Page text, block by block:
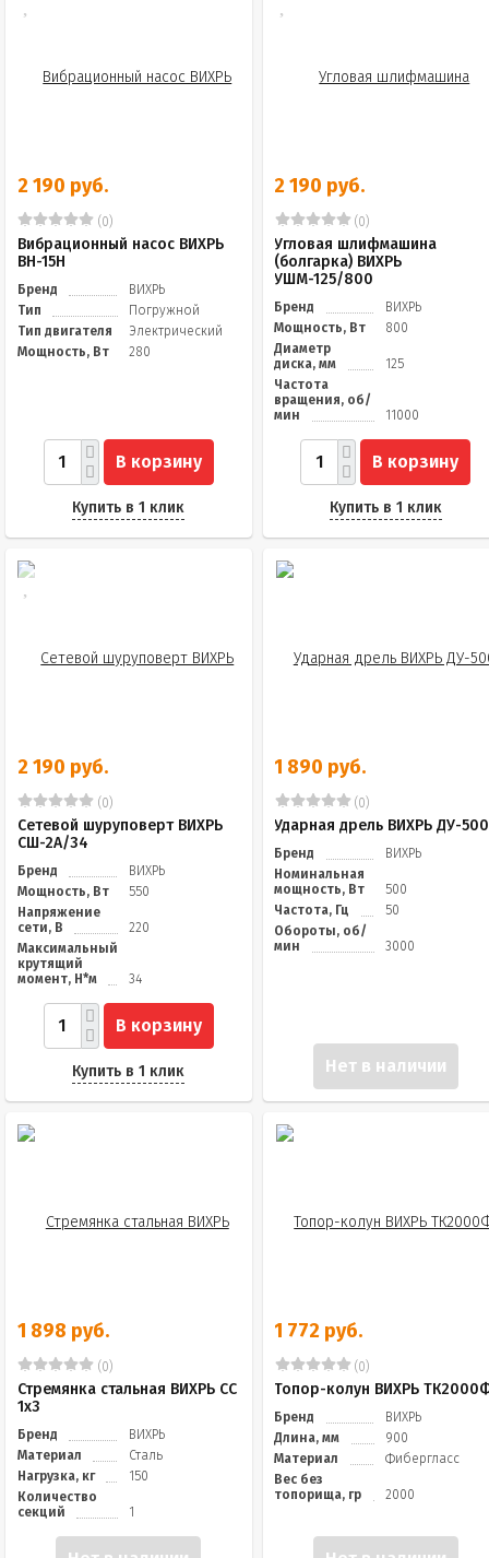
2 190 руб.
(0)
Вибрационный насос ВИХРЬ
ВН-15Н
Бренд
ВИХРЬ
Тип
Погружной
Тип двигателя
Электрический
Мощность, Вт
280
В корзину
Купить в 1 клик
2 190 руб.
(0)
Угловая шлифмашина
(болгарка) ВИХРЬ
УШМ-125/800
Бренд
ВИХРЬ
Мощность, Вт
800
Диаметр
диска, мм
125
Частота
вращения, об/
мин
11000
В корзину
Купить в 1 клик
2 190 руб.
(0)
Сетевой шуруповерт ВИХРЬ
СШ-2А/34
Бренд
ВИХРЬ
Мощность, Вт
550
Напряжение
сети, В
220
Максимальный
крутящий
момент, Н*м
34
В корзину
Купить в 1 клик
1 890 руб.
(0)
Ударная дрель ВИХРЬ ДУ-500
Бренд
ВИХРЬ
Номинальная
мощность, Вт
500
Частота, Гц
50
Обороты, об/
мин
3000
Нет в наличии
1 898 руб.
(0)
Стремянка стальная ВИХРЬ СС
1х3
Бренд
ВИХРЬ
Материал
Сталь
Нагрузка, кг
150
Количество
секций
1
1 772 руб.
(0)
Топор-колун ВИХРЬ
Бренд
ВИХРЬ
Длина, мм
900
Материал
Фибергласс
Вес без
топорища, гр
2000